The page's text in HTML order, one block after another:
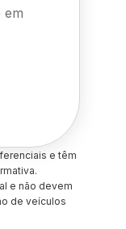
em
e têm
e não devem
de veículos